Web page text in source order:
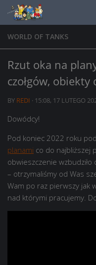
Skip to content
WORLD OF TANKS
Rzut oka na
czołgów,
BY REDI · 15:08, 17 LUTEGO
Dowódcy!
Pod koniec 2022 roku
planami co do najbliższej
obwieszczenie
– otrzymaliśmy od Was
Wam po raz pierwszy jak
nad którymi pracujemy.